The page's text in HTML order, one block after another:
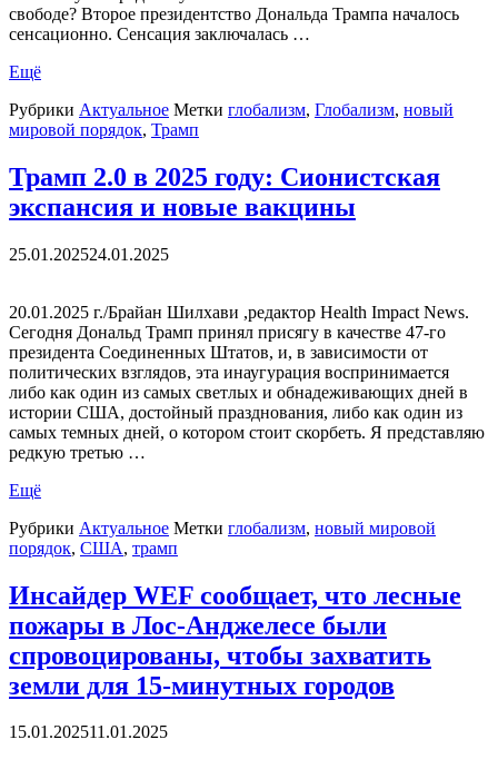
свободе? Второе президентство Дональда Трампа началось
сенсационно. Сенсация заключалась …
Ещё
Рубрики Актуальное Метки глобализм, Глобализм, новый
мировой порядок, Трамп
Трамп 2.0 в 2025 году: Сионистская
экспансия и новые вакцины
25.01.202524.01.2025
20.01.2025 г./Брайан Шилхави ,редактор Health Impact News.
Сегодня Дональд Трамп принял присягу в качестве 47-го
президента Соединенных Штатов, и, в зависимости от
политических взглядов, эта инаугурация воспринимается
либо как один из самых светлых и обнадеживающих дней в
истории США, достойный празднования, либо как один из
самых темных дней, о котором стоит скорбеть. Я представляю
редкую третью …
Ещё
Рубрики Актуальное Метки глобализм, новый мировой
порядок, США, трамп
Инсайдер WEF сообщает, что лесные
пожары в Лос-Анджелесе были
спровоцированы, чтобы захватить
земли для 15-минутных городов
15.01.202511.01.2025